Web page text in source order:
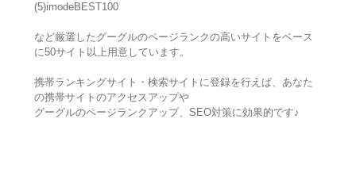
(5)imodeBEST100
など厳選したグーグルのページランクの高いサイトをベース
に50サイト以上用意しています。
携帯ランキングサイト・検索サイトに登録を行えば、あなた
の携帯サイトのアクセスアップや
グーグルのページランクアップ、SEO対策に効果的です♪